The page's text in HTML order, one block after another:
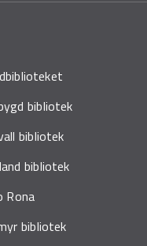
bibliotek
bibliotek
bibliotek
Rona
bibliotek